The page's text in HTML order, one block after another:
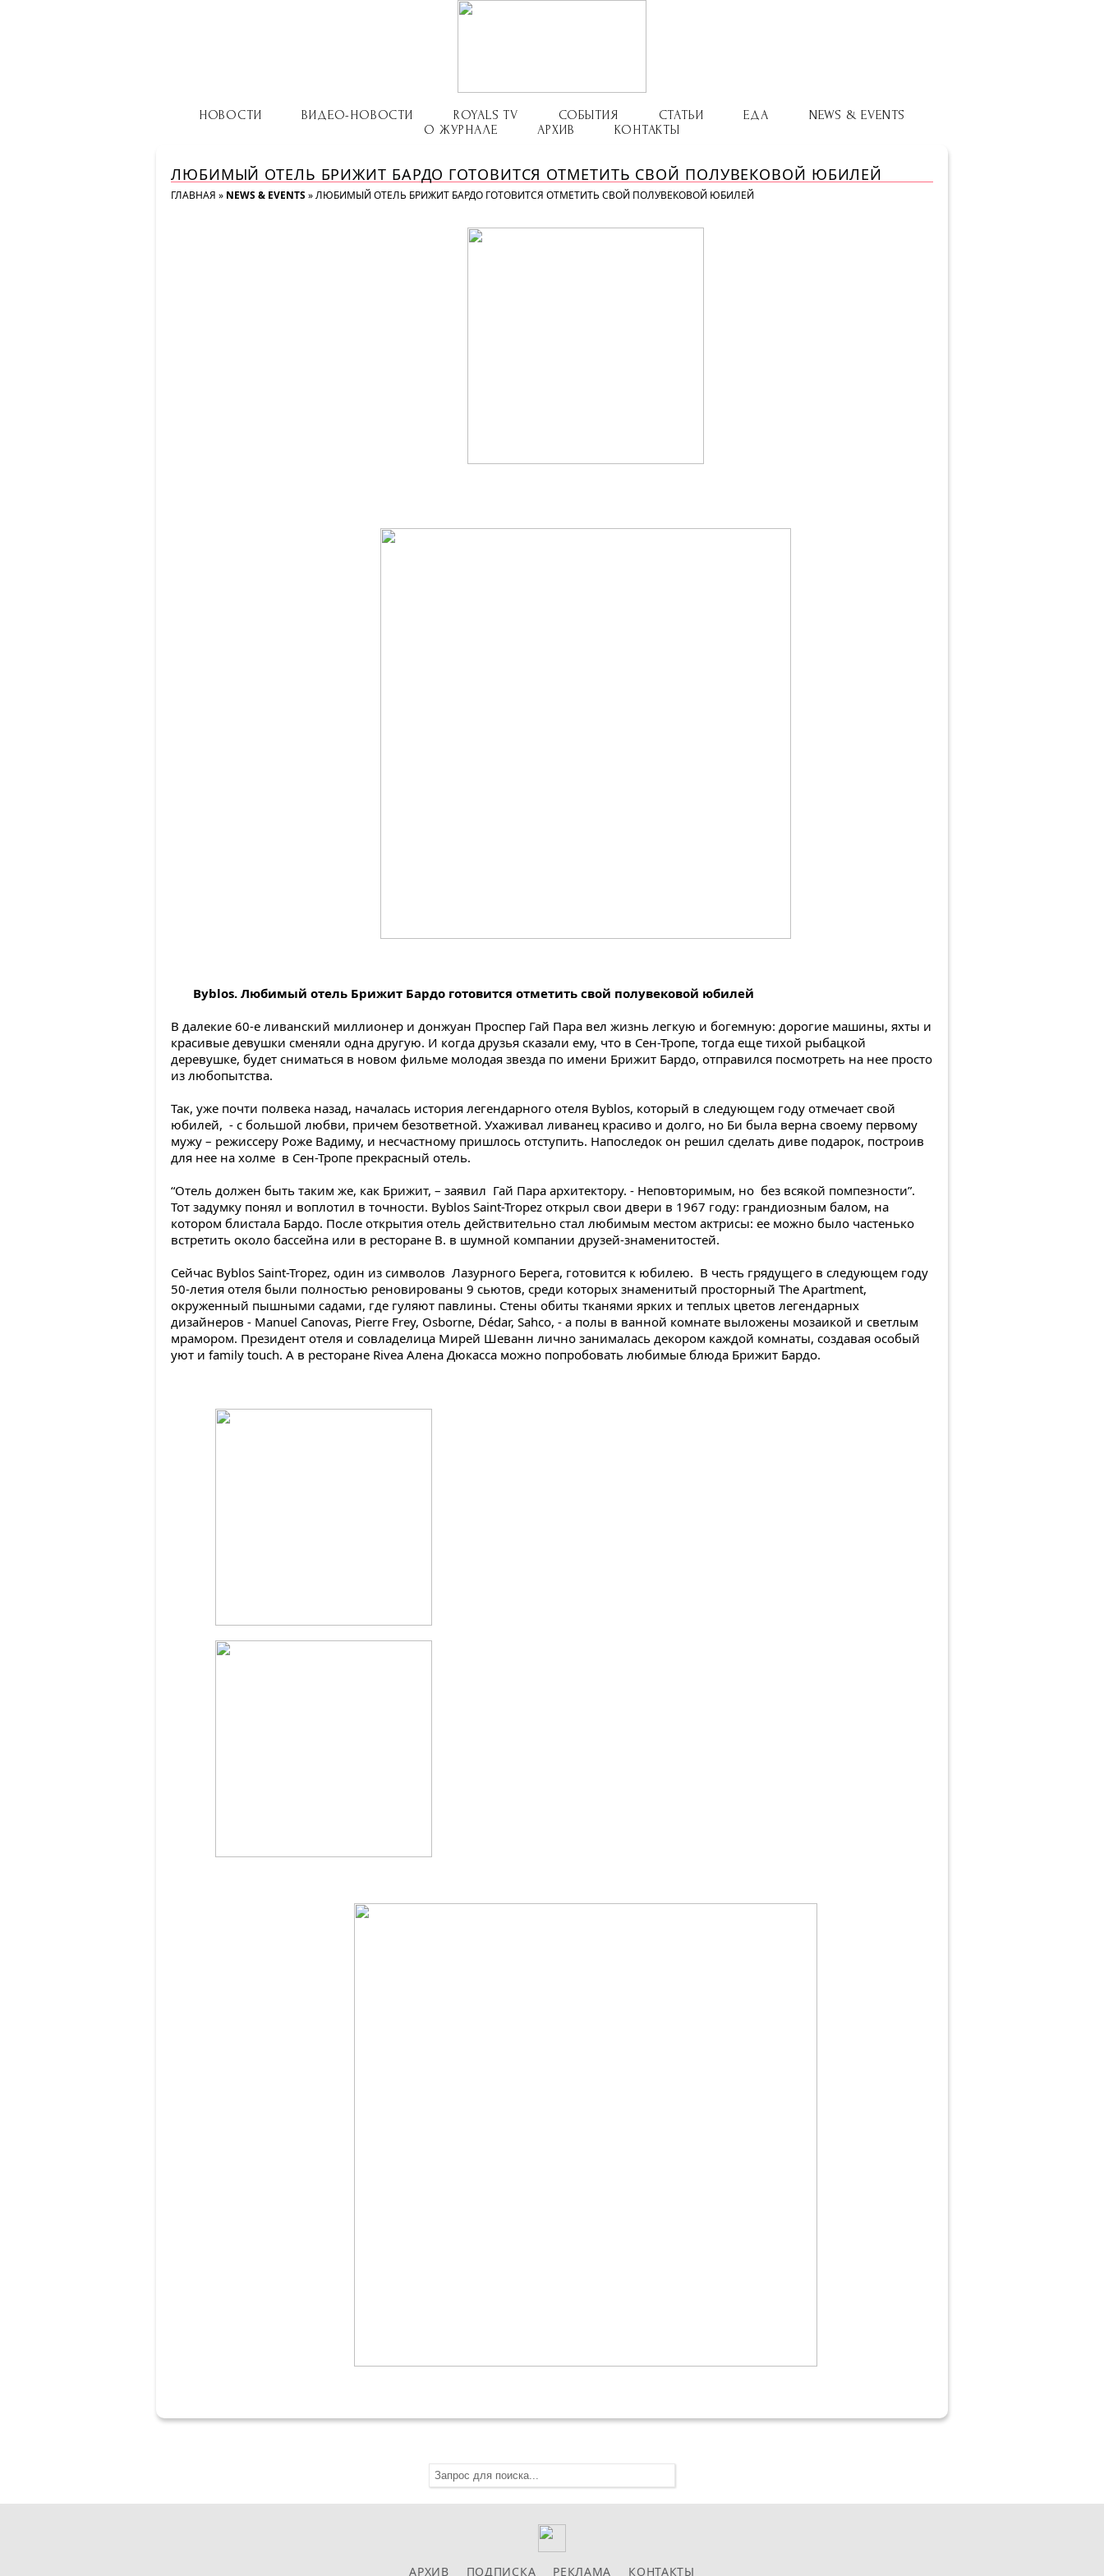
НОВОСТИ ВИДЕО-НОВОСТИ ROYALS TV СОБЫТИЯ СТАТЬИ ЕДА
NEWS & EVENTS
О ЖУРНАЛЕ
АРХИВ КОНТАКТЫ
ЛЮБИМЫЙ ОТЕЛЬ БРИЖИТ БАРДО ГОТОВИТСЯ ОТМЕТИТЬ СВОЙ ПОЛУВЕКОВОЙ ЮБИЛЕЙ
ГЛАВНАЯ » NEWS & EVENTS »ЛЮБИМЫЙ ОТЕЛЬ БРИЖИТ БАРДО ГОТОВИТСЯ ОТМЕТИТЬ СВОЙ ПОЛУВЕКОВОЙ ЮБИЛЕЙ
Byblos. Любимый отель Брижит Бардо готовится отметить свой полувековой юбилей
В далекие 60-е ливанский миллионер и донжуан Проспер Гай Пара вел жизнь легкую и богемную: дорогие машины, яхты и
красивые девушки сменяли одна другую. И когда друзья сказали ему, что в Сен-Тропе, тогда еще тихой рыбацкой
деревушке, будет сниматься в новом фильме молодая звезда по имени Брижит Бардо, отправился посмотреть на нее просто
из любопытства.
Так, уже почти полвека назад, началась история легендарного отеля Byblos, который в следующем году отмечает свой
юбилей, - с большой любви, причем безответной. Ухаживал ливанец красиво и долго, но Би была верна своему первому
мужу – режиссеру Роже Вадиму, и несчастному пришлось отступить. Напоследок он решил сделать диве подарок, построив
для нее на холме в Сен-Тропе прекрасный отель.
“Отель должен быть таким же, как Брижит, – заявил Гай Пара архитектору. - Неповторимым, но без всякой помпезности”.
Тот задумку понял и воплотил в точности. Byblos Saint-Tropez открыл свои двери в 1967 году: грандиозным балом, на
котором блистала Бардо. После открытия отель действительно стал любимым местом актрисы: ее можно было частенько
встретить около бассейна или в ресторане B. в шумной компании друзей-знаменитостей.
Сейчас Byblos Saint-Tropez, один из символов Лазурного Берега, готовится к юбилею. В честь грядущего в следующем году
50-летия отеля были полностью реновированы 9 сьютов, среди которых знаменитый просторный The Apartment,
окруженный пышными садами, где гуляют павлины. Стены обиты тканями ярких и теплых цветов легендарных
дизайнеров - Manuel Canovas, Pierre Frey, Osborne, Dédar, Sahco, - а полы в ванной комнате выложены мозаикой и светлым
мрамором. Президент отеля и совладелица Мирей Шеванн лично занималась декором каждой комнаты, создавая особый
уют и family touch. А в ресторане Rivea Алена Дюкасса можно попробовать любимые блюда Брижит Бардо.
АРХИВ ПОДПИСКА РЕКЛАМА КОНТАКТЫ